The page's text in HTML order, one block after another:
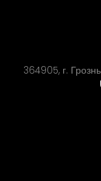
364905, г.